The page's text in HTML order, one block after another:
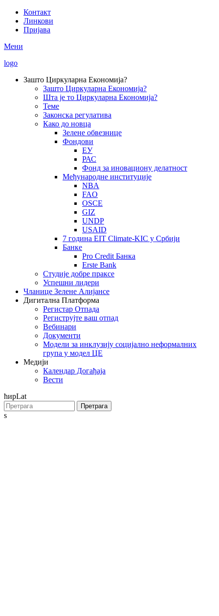
Skip
main
Secondary
Menu
Контакт
Линкови
Пријава
Мени
logo
navigation
Зашто Циркуларна Економија?
Зашто Циркуларна Економија?
Шта је то Циркуларна Економија?
Теме
Законска регулатива
Како до новца
Зелене обвезнице
Фондови
ЕУ
РАС
Фонд за иновациону делатност
Међународне институције
NBA
FAO
OSCE
GIZ
UNDP
USAID
7 година EIT Climate-KIC у Србији
Банке
Pro Credit Банка
Erste Bank
Студије добре праксе
Успешни лидери
Чланице Зелене Алијансе
Дигитална Платформа
Регистар Отпада
Региструјте ваш отпад
Вебинари
Документи
Модели за инклузију социјално неформалних
група у модел ЦЕ
Медији
Календар Догађаја
Вести
ћирLat
Претрага
s